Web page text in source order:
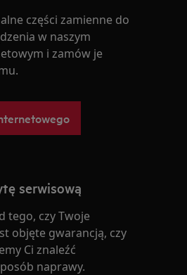
części zamienne do
w naszym
i zamów je
serwisową
tego, czy Twoje
objęte gwarancją, czy
Ci znaleźć
naprawy.